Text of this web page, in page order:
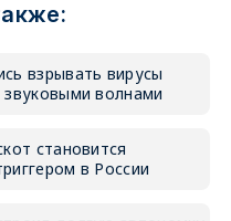
взрывать вирусы
звуковыми волнами
становится
в России